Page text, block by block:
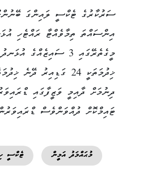
އިންސައްތަ ތިމާވެއްޓާ ރައްޓެހި
މީގެތެރޭގައި 3 ސައިޒެއްގެ
ޚިދުމަތަކީ 24 ގަޑިއިރު
ދިނުމަށް ދާއިމީ ވަޒީފާގައި
ޓައިމްކޮށް ދުއްވަންވެސް
މުޙައްމަދު އަމީން ޓެކްސީ